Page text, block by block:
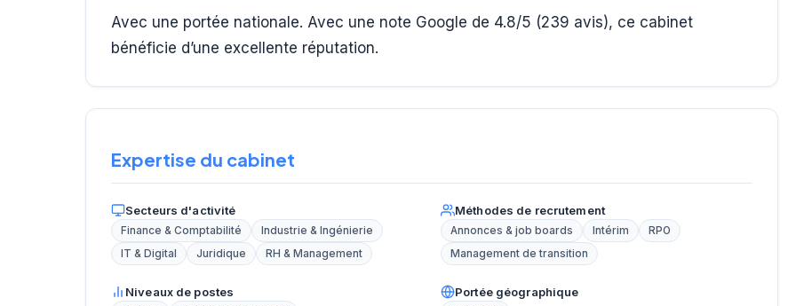
Avec une portée nationale. Avec une note Google de 4.8/5 (239 avis), ce cabinet
bénéficie d’une excellente réputation.
Expertise du cabinet
Secteurs d'activité
Finance & Comptabilité
Industrie & Ingénierie
IT & Digital
Juridique RH & Management
Méthodes de recrutement
Annonces & job boards Intérim
RPO
Management de transition
Niveaux de postes Portée géographique